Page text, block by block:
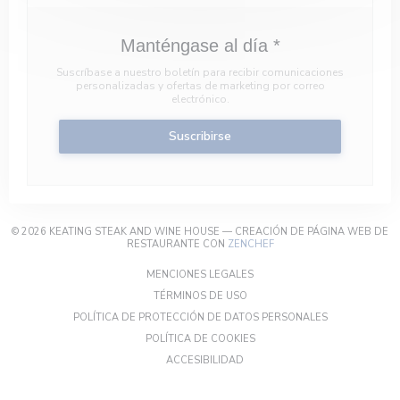
Manténgase al día *
Suscríbase a nuestro boletín para recibir comunicaciones
personalizadas y ofertas de marketing por correo
electrónico.
Suscribirse
© 2026 KEATING STEAK AND WINE HOUSE — CREACIÓN DE PÁGINA WEB DE
RESTAURANTE CON ZENCHEF((ABRE EN UNA NUEVA
MENCIONES LEGALES((ABRE EN UNA NUEVA
TÉRMINOS DE USO((ABRE EN UNA NUEVA
POLÍTICA DE PROTECCIÓN DE DATOS PERSONALES((ABRE EN
POLÍTICA DE COOKIES((ABRE EN UNA NUEVA
ACCESIBILIDAD((ABRE EN UNA NUEVA